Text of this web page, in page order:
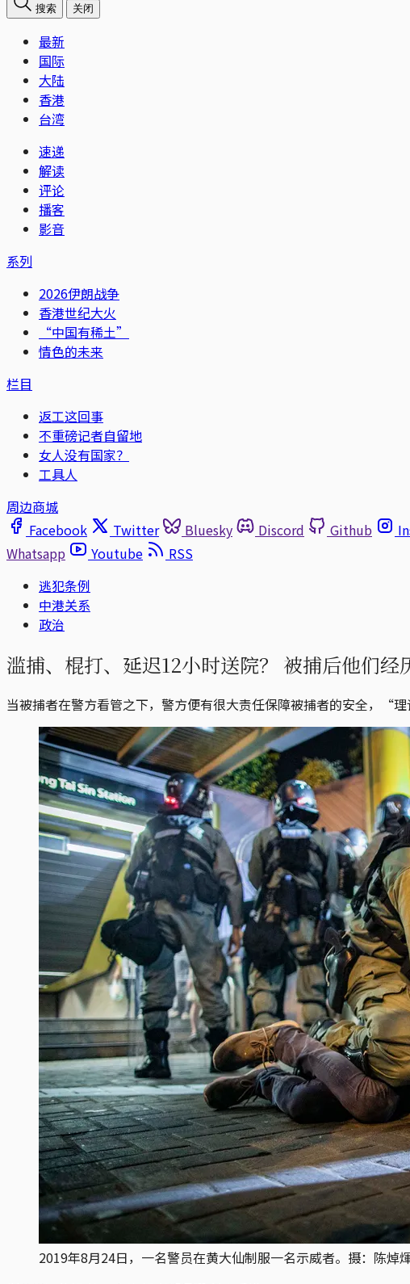
搜索 关闭
最新
国际
大陆
香港
台湾
速递
解读
评论
播客
影音
系列
2026伊朗战争
香港世纪大火
“中国有稀土”
情色的未来
栏目
返工这回事
不重磅记者自留地
女人没有国家？
工具人
周边商城
Facebook
Twitter Bluesky Discord Github
Whatsapp
Youtube
RSS
逃犯条例
中港关系
政治
滥捕、棍打、延迟12小时送院？ 被捕后他们经
当被捕者在警方看管之下，警方便有很大责任保障被捕者的安全，“
2019年8月24日，一名警员在黄大仙制服一名示威者。摄：陈焯